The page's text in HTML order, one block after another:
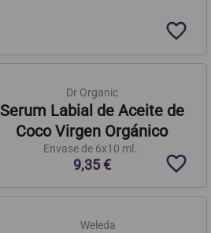
favorite_border
Dr Organic
Serum Labial de Aceite de
Coco Virgen Orgánico
Envase de 6x10 ml..
9,35 € favorite_border
Weleda